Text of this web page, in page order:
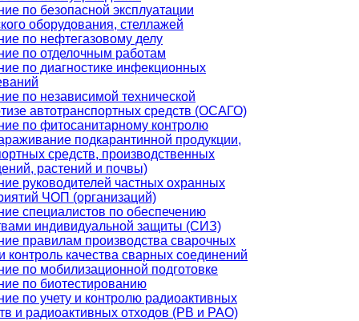
по безопасной эксплуатации
оборудования, стеллажей
по нефтегазовому делу
по отделочным работам
по диагностике инфекционных
по независимой технической
автотранспортных средств (ОСАГО)
по фитосанитарному контролю
подкарантинной продукции,
средств, производственных
растений и почвы)
руководителей частных охранных
ЧОП (организаций)
специалистов по обеспечению
индивидуальной защиты (СИЗ)
правилам производства сварочных
контроль качества сварных соединений
по мобилизационной подготовке
по биотестированию
по учету и контролю радиоактивных
и радиоактивных отходов (РВ и РАО)